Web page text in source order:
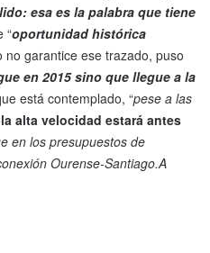
esa es la palabra que tiene
“oportunidad histórica
garantice ese trazado, puso
en 2015 sino que llegue a la
está contemplado, “pese a las
la alta velocidad estará antes
en los presupuestos de
Ourense-Santiago.A